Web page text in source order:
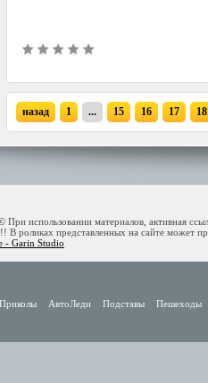
назад 1 ... 15 16 17 18
использовании материалов, активная
представленных на сайте может
- Garin Studio
Приколы АвтоЛеди Подставы Пешеходы